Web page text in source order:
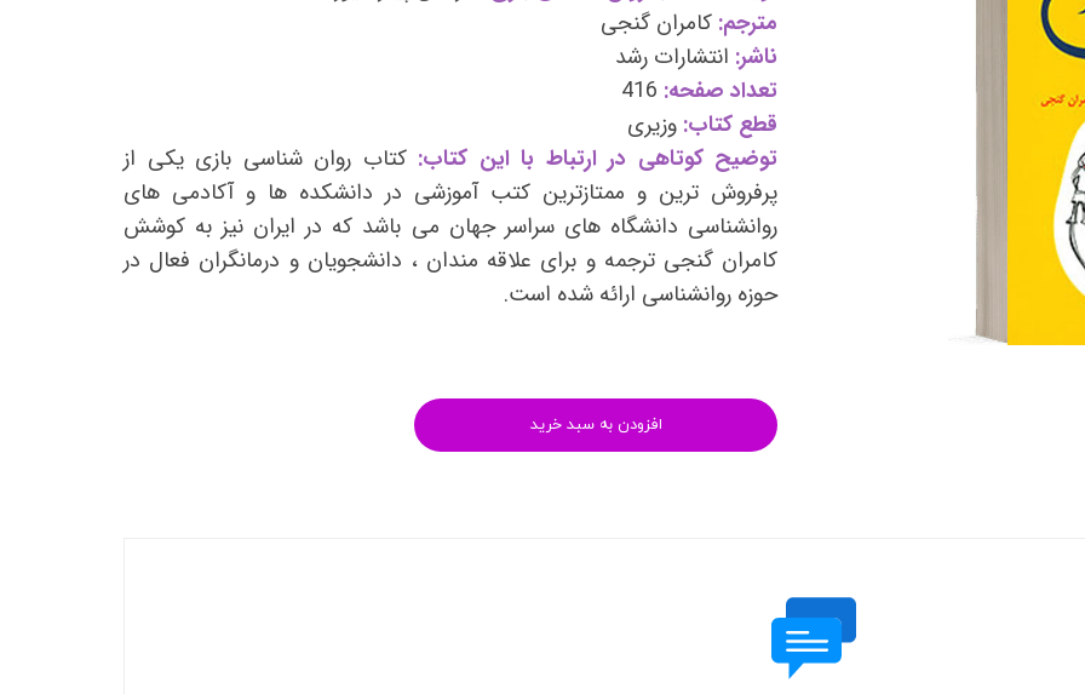
روانشناسی (تست شخصیت)
کتب فرزندپروری و تربیت کودک
کتب روانشناسی خانواده
کتب فن بیان و سخنوری
انتشارات قطره
انتشارات ققنوس
انتشارات مدرسان شریف
انتشارات ویرایش
مترجم: کامران گنجی
ناشر: انتشارات رشد
تعداد صفحه: 416
قطع کتاب: وزیری
توضیح کوتاهی در ارتباط با این کتاب: کتاب روان شناسی بازی یکی از
پرفروش ترین و ممتازترین کتب آموزشی در دانشکده ها و آکادمی های
روانشناسی دانشگاه های سراسر جهان می باشد که در ایران نیز به کوشش
کامران گنجی ترجمه و برای علاقه مندان ، دانشجویان و درمانگران فعال در
حوزه روانشناسی ارائه شده است.
افزودن به سبد خرید